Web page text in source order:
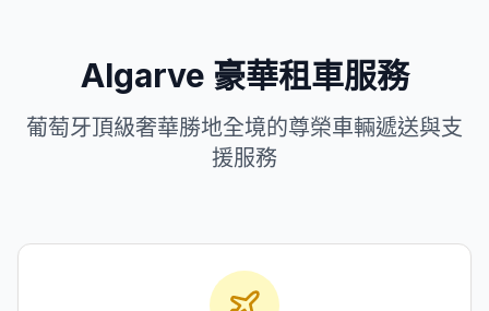
Algarve 豪華租車服務
葡萄牙頂級奢華勝地全境的尊榮車輛遞送與支
援服務